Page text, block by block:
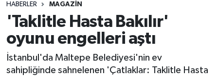
HABERLER MAGAZİN
'Taklitle Hasta Bakılır'
oyunu engelleri aştı
İstanbul'da Maltepe Belediyesi'nin ev
sahipliğinde sahnelenen 'Çatlaklar: Taklitle Hasta
YAŞAM
Son Dakika Haberleri
Haber Arşivi